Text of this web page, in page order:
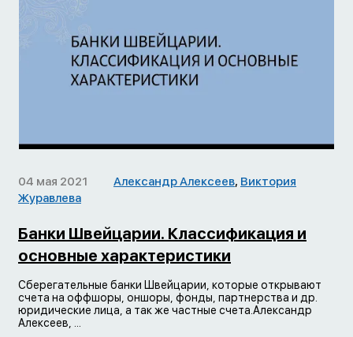
04 мая 2021 Александр Алексеев, Виктория
Журавлева
Банки Швейцарии. Классификация и
основные характеристики
Сберегательные банки Швейцарии, которые открывают
счета на оффшоры, оншоры, фонды, партнерства и др.
юридические лица, а так же частные счета.Александр
Алексеев, ...